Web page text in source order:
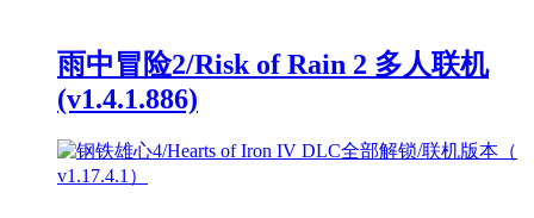
雨中冒险2/Risk of Rain 2 多人联机
(v1.4.1.886)